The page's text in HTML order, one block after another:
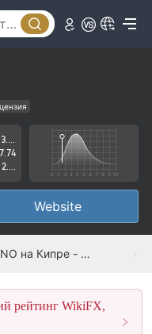
подозрителен
(MM) распущен
риски
7.74
Website
Посещение VIVERNO на Кипре - офис не найден
рейтинг WikiFX,